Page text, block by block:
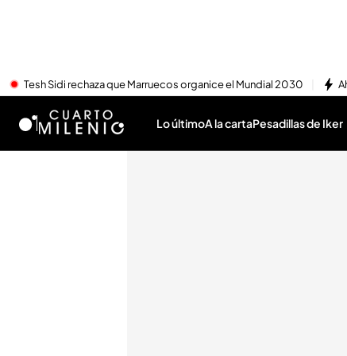
Tesh Sidi rechaza que Marruecos organice el Mundial 2030
Lo últimoA la cartaPesadillas de Iker